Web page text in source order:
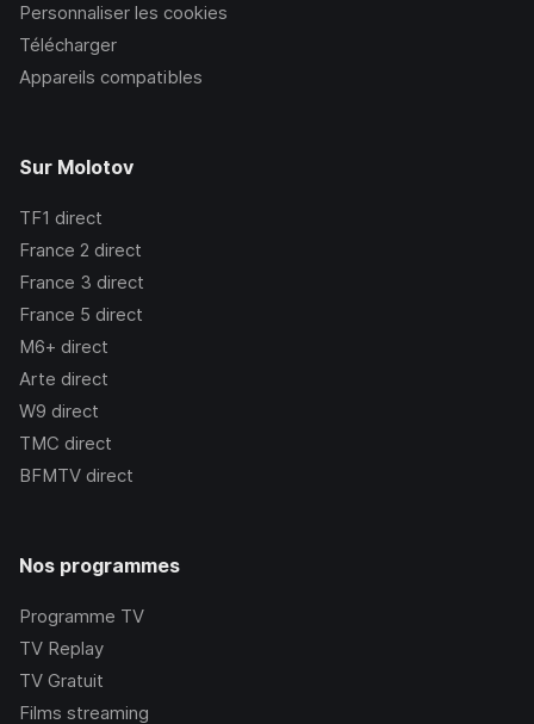
Personnaliser les cookies
Télécharger
Appareils compatibles
Sur Molotov
TF1 direct
France 2 direct
France 3 direct
France 5 direct
M6+ direct
Arte direct
W9 direct
TMC direct
BFMTV direct
Nos programmes
Programme TV
TV Replay
TV Gratuit
Films streaming